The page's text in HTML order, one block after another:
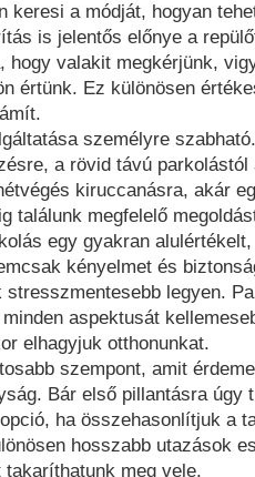
keresi a módját, hogyan
is jelentős előnye a
hogy valakit megkérjünk,
értünk. Ez különösen
személyre
a rövid távú
kiruccanásra, akár
találunk megfelelő
egy gyakran
kényelmet és
stresszmentesebb legyen.
aspektusát
elhagyjuk otthonunkat.
szempont, amit
Bár első pillantásra úgy
ha összehasonlítjuk a
hosszabb utazások
takaríthatunk meg vele.